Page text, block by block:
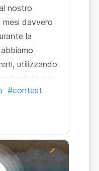
nostro
davvero
la
utilizzando
per
-
i risultati del
nostro sito
Vi
#contest